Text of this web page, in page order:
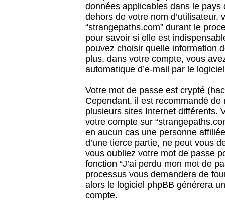
données applicables dans le
dehors de votre nom
“strangepaths.com” durant le
pour savoir si elle est
pouvez choisir quelle information
plus, dans votre compte, vous
automatique d’e-mail par le
Votre mot de passe est crypté
Cependant, il est recommandé
plusieurs sites Internet différents.
votre compte sur
en aucun cas une personne
d’une tierce partie, ne peut vous
vous oubliez votre mot de passe
fonction “J’ai perdu mon mot de
processus vous demandera de
alors le logiciel phpBB générera
compte.